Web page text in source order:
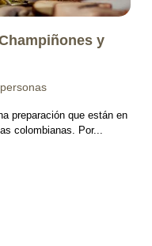
y
preparación que están en
colombianas. Por...